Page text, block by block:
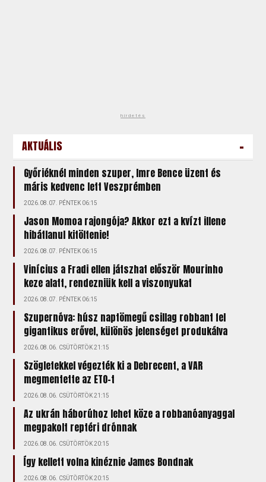
hirdetés
AKTUÁLIS -
Győriéknél minden szuper, Imre Bence üzent és
máris kedvenc lett Veszprémben
2026.08.07. PÉNTEK 06:15
Jason Momoa rajongója? Akkor ezt a kvízt illene
hibátlanul kitöltenie!
2026.08.07. PÉNTEK 06:15
Vinícius a Fradi ellen játszhat először Mourinho
keze alatt, rendezniük kell a viszonyukat
2026.08.07. PÉNTEK 06:15
Szupernóva: húsz naptömegű csillag robbant fel
gigantikus erővel, különös jelenséget produkálva
2026.08.06. CSÜTÖRTÖK 21:15
Szögletekkel végezték ki a Debrecent, a VAR
megmentette az ETO-t
2026.08.06. CSÜTÖRTÖK 21:15
Az ukrán háborúhoz lehet köze a robbanóanyaggal
megpakolt reptéri drónnak
2026.08.06. CSÜTÖRTÖK 20:15
Így kellett volna kinéznie James Bondnak
2026.08.06. CSÜTÖRTÖK 20:15